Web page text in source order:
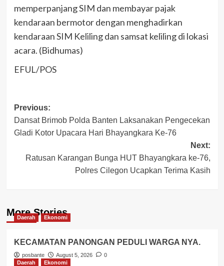
memperpanjang SIM dan membayar pajak
kendaraan bermotor dengan menghadirkan
kendaraan SIM Keliling dan samsat keliling di lokasi
acara. (Bidhumas)
EFUL/POS
Post
navigation
Previous:
Dansat Brimob Polda Banten Laksanakan Pengecekan
Gladi Kotor Upacara Hari Bhayangkara Ke-76
Next:
Ratusan Karangan Bunga HUT Bhayangkara ke-76,
Polres Cilegon Ucapkan Terima Kasih
More Stories
Daerah Ekonomi
KECAMATAN PANONGAN PEDULI WARGA NYA.
posbante August 5, 2026
0
Daerah
Ekonomi